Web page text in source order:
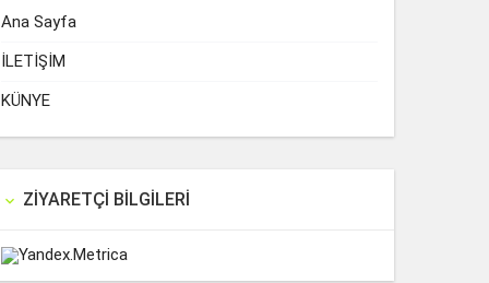
Ana Sayfa
İLETİŞİM
KÜNYE
 ZIYARETÇI BILGILERI